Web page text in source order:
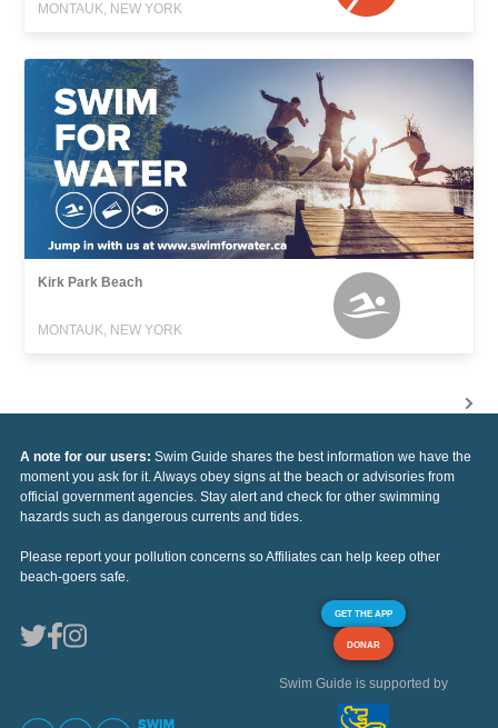
MONTAUK, NEW YORK
Kirk Park Beach
MONTAUK, NEW YORK
A note for our users: Swim Guide shares the best information we have the
moment you ask for it. Always obey signs at the beach or advisories from
official government agencies. Stay alert and check for other swimming
hazards such as dangerous currents and tides.
Please report your pollution concerns so Affiliates can help keep other
beach-goers safe.
GET THE APP
DONAR
Swim Guide is supported by